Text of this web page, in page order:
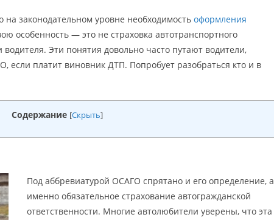
законодательном уровне необходимость оформления
особенность — это не страховка автотранспортного
водителя. Эти понятия довольно часто путают водители,
если платит виновник ДТП. Попробует разобраться кто и в
Содержание [Скрыть]
Под аббревиатурой ОСАГО спрятано и его определение, а
именно обязательное страхование автогражданской
ответственности. Многие автолюбители уверены, что эта